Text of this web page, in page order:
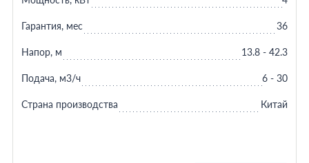
Гарантия, мес 36
Напор, м 13.8 - 42.3
Подача, м3/ч 6 - 30
Страна производства Китай